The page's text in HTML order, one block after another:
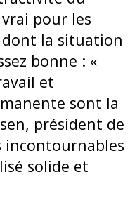
pour les
dont la situation
bonne : «
et
sont la
président de
incontournables
solide et